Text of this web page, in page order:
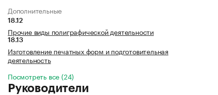
Дополнительные
18.12
Прочие виды полиграфической деятельности
18.13
Изготовление печатных форм и подготовительная
деятельность
Посмотреть все (24)
Руководители